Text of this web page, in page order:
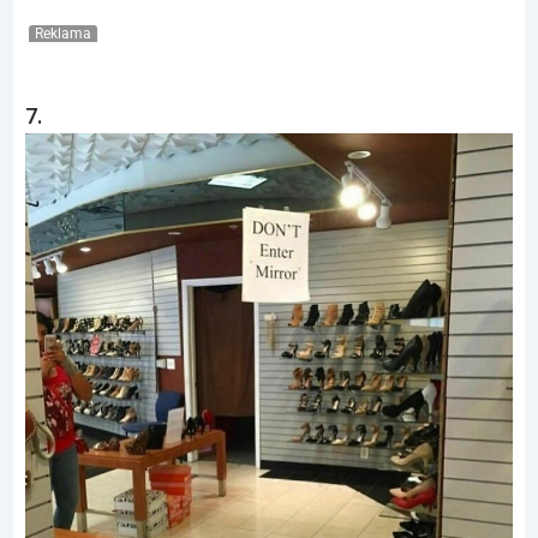
Reklama
7.